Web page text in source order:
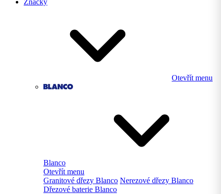
Otevřít menu
Blanco
Otevřít menu
Granitové dřezy Blanco Nerezové dřezy Blanco
Dřezové baterie Blanco